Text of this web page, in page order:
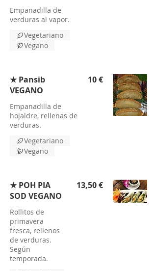
Empanadilla de
verduras al vapor.
Vegetariano
Vegano
★ Pansib
VEGANO
Empanadilla de
hojaldre, rellenas de
verduras.
10 €
Vegetariano
Vegano
★ POH PIA
SOD VEGANO
Rollitos de
primavera
fresca, rellenos
de verduras.
Según
temporada.
13,50 €